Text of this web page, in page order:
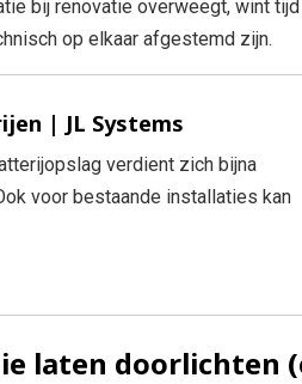
bij renovatie overweegt, wint
op elkaar afgestemd zijn.
| JL Systems
verdient zich bijna
voor bestaande installaties kan
laten doorlichten